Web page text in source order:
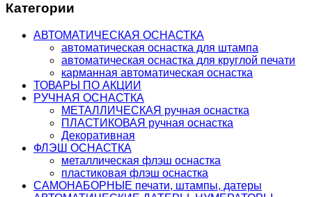
Категории
АВТОМАТИЧЕСКАЯ ОСНАСТКА
автоматическая оснастка для штампа
автоматическая оснастка для круглой печати
карманная автоматическая оснастка
ТОВАРЫ ПО АКЦИИ
РУЧНАЯ ОСНАСТКА
МЕТАЛЛИЧЕСКАЯ ручная оснастка
ПЛАСТИКОВАЯ ручная оснастка
Декоративная
ФЛЭШ ОСНАСТКА
металлическая флэш оснастка
пластиковая флэш оснастка
САМОНАБОРНЫЕ печати, штампы, датеры